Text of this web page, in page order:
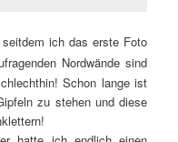
ich das erste Foto
Nordwände sind
Schon lange ist
zu stehen und diese